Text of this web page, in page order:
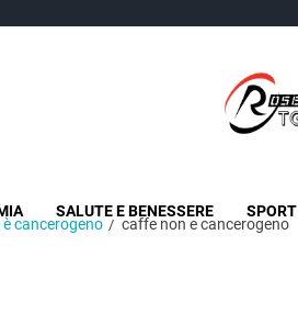
SALUTE E BENESSERE SPORT
cancerogeno caffe non e cancerogeno